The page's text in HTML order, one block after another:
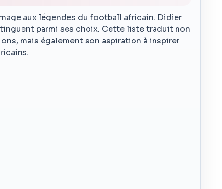
aux légendes du football africain. Didier
parmi ses choix. Cette liste traduit non
mais également son aspiration à inspirer